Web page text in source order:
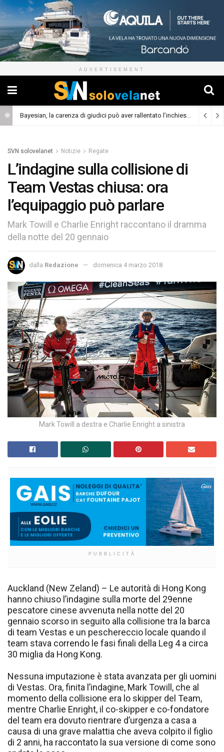
ADVERTISEMENT
Bayesian, la carenza di giudici può aver rallentato l’inchiesta (Cronaca)
SVN solovelanet Notizie Regate
L’indagine sulla collisione di
Team Vestas chiusa: ora
l’equipaggio può parlare
Mark Towill e Charlie Enright raccontano il dramma
della notte del 20 gennaio
dalla Redazione domenica 4 marzo 2018
Mark Towill a destra e Charlie Enright a sinistra
PUBBLICITÀ
Auckland (New Zeland) – Le autorità di Hong Kong
hanno chiuso l’indagine sulla morte del 29enne
pescatore cinese avvenuta nella notte del 20
gennaio scorso in seguito alla collisione tra la barca
di team Vestas e un peschereccio locale quando il
team stava correndo le fasi finali della Leg 4 a circa
30 miglia da Hong Kong.
Nessuna imputazione è stata avanzata per gli uomini
di Vestas. Ora, finita l’indagine, Mark Towill, che al
momento della collisione era lo skipper del Team,
mentre Charlie Enright, il co-skipper e co-fondatore
del team era dovuto rientrare d’urgenza a casa a
causa di una grave malattia che aveva colpito il figlio
di 2 anni, ha raccontato la sua versione di come sono